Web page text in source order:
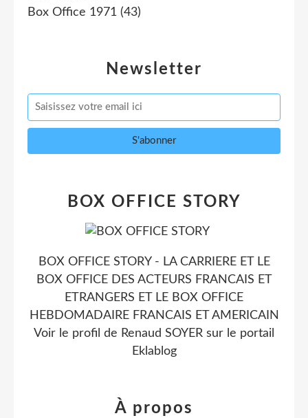
Newsletter
Box Office 1971 (43)
BOX OFFICE STORY
BOX OFFICE STORY - LA CARRIERE ET LE
BOX OFFICE DES ACTEURS FRANCAIS ET
ETRANGERS ET LE BOX OFFICE
HEBDOMADAIRE FRANCAIS ET AMERICAIN
Voir le profil de Renaud SOYER sur le portail
Eklablog
À propos